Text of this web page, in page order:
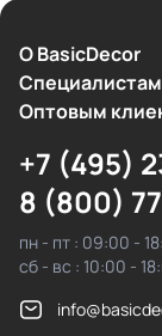
О BasicDecor
Cпециалистам
Оптовым
+7 (495)
8 (800)
пн - пт : 09:00 -
сб - вс : 10:00 -